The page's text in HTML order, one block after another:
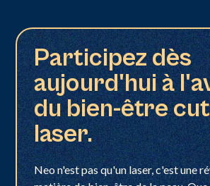
Participez dès
aujourd'hui à
du bien-être
laser.
Neo n'est pas qu'un laser, c'est une